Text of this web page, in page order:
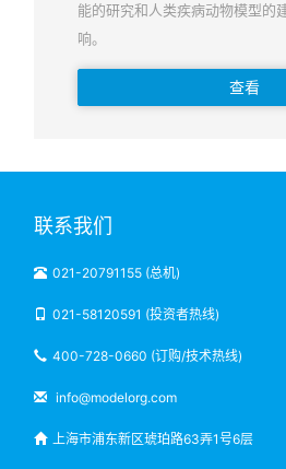
能的研究和人类疾病动物模型的
响。
查看
联系我们
021-20791155 (总机)
021-58120591 (投资者热线)
400-728-0660 (订购/技术热线)
info@modelorg.com
上海市浦东新区琥珀路63弄1号6层